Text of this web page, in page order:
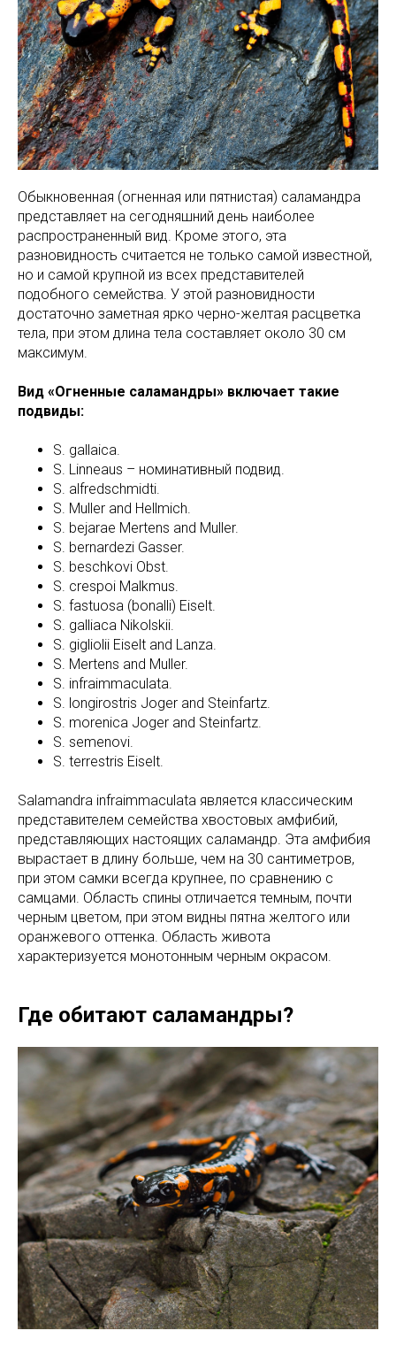
Обыкновенная (огненная или пятнистая) саламандра
представляет на сегодняшний день наиболее
распространенный вид. Кроме этого, эта
разновидность считается не только самой известной,
но и самой крупной из всех представителей
подобного семейства. У этой разновидности
достаточно заметная ярко черно-желтая расцветка
тела, при этом длина тела составляет около 30 см
максимум.
Вид «Огненные саламандры» включает такие
подвиды:
S. gallaica.
S. Linneaus – номинативный подвид.
S. alfredschmidti.
S. Muller and Hellmich.
S. bejarae Mertens and Muller.
S. bernardezi Gasser.
S. beschkovi Obst.
S. crespoi Malkmus.
S. fastuosa (bonalli) Eiselt.
S. galliaca Nikolskii.
S. gigliolii Eiselt and Lanza.
S. Mertens and Muller.
S. infraimmaculata.
S. longirostris Joger and Steinfartz.
S. morenica Joger and Steinfartz.
S. semenovi.
S. terrestris Eiselt.
Salamandra infraimmaculata является классическим
представителем семейства хвостовых амфибий,
представляющих настоящих саламандр. Эта амфибия
вырастает в длину больше, чем на 30 сантиметров,
при этом самки всегда крупнее, по сравнению с
самцами. Область спины отличается темным, почти
черным цветом, при этом видны пятна желтого или
оранжевого оттенка. Область живота
характеризуется монотонным черным окрасом.
Где обитают саламандры?